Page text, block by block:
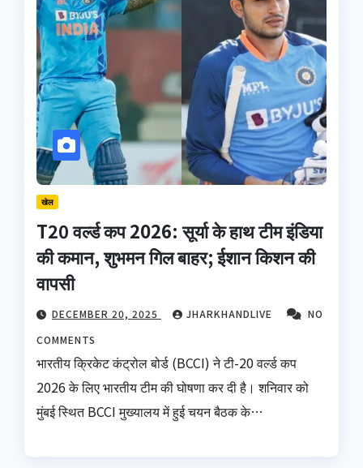
खेल
T20 वर्ल्ड कप 2026: सूर्या के हाथ टीम इंडिया
की कमान, शुभमन गिल बाहर; ईशान किशन की
वापसी
DECEMBER 20, 2025 JHARKHANDLIVE
NO
COMMENTS
भारतीय क्रिकेट कंट्रोल बोर्ड (BCCI) ने टी-20 वर्ल्ड कप
2026 के लिए भारतीय टीम की घोषणा कर दी है। शनिवार को
मुंबई स्थित BCCI मुख्यालय में हुई चयन बैठक के…